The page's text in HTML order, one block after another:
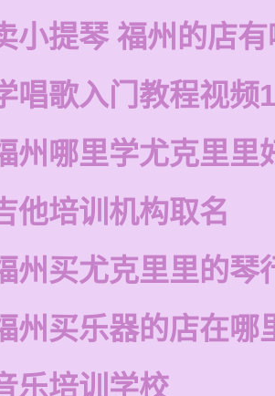
小提琴 福州的店
唱歌入门教程视频
州哪里学尤克里里
他培训机构取名
州买尤克里里的琴
州买乐器的店在哪
乐培训学校